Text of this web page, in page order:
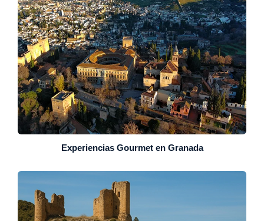
Experiencias Gourmet en Granada